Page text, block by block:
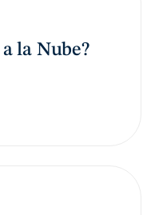
la Nube?